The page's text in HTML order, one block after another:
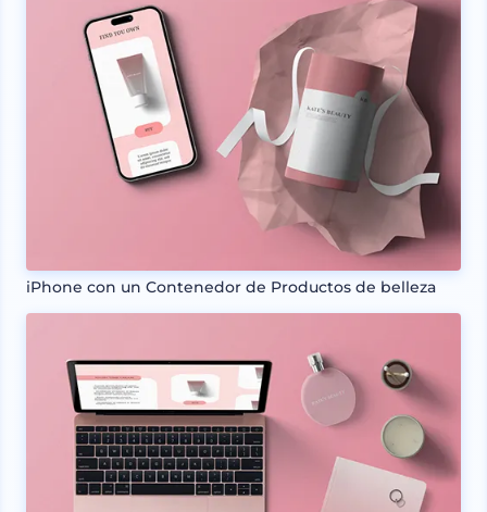
iPhone con un Contenedor de Productos de belleza